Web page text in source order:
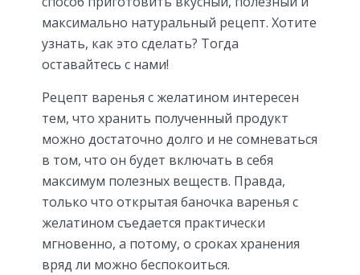
максимально натуральный рецепт. Хотите
узнать, как это сделать? Тогда
оставайтесь с нами!
Рецепт варенья с желатином интересен
тем, что хранить полученный продукт
можно достаточно долго и не сомневаться
в том, что он будет включать в себя
максимум полезных веществ. Правда,
только что открытая баночка варенья с
желатином съедается практически
мгновенно, а потому, о сроках хранения
вряд ли можно беспокоиться.